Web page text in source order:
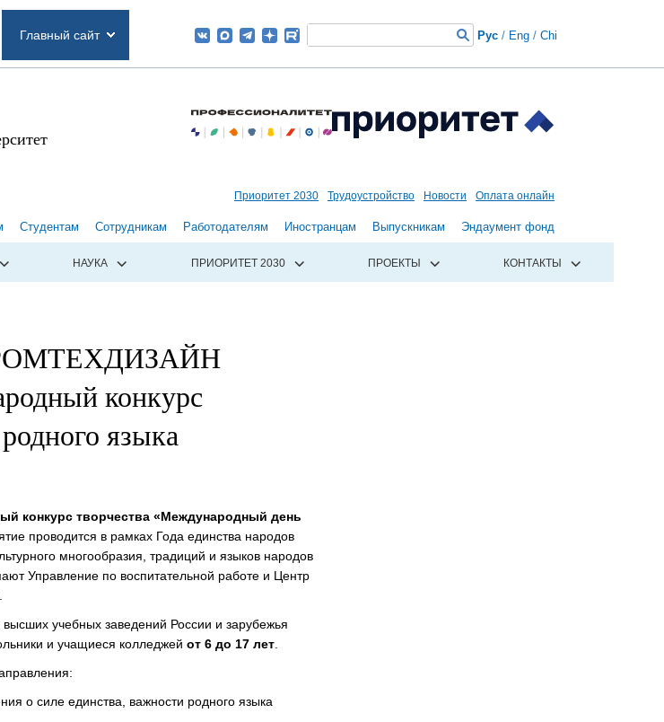
Главный сайт Рус / Eng / Chi
Приоритет 2030 Трудоустройство Новости Оплата онлайн
Студентам Сотрудникам Работодателям Иностранцам Выпускникам Эндаумент фонд
НАУКА ПРИОРИТЕТ 2030 ПРОЕКТЫ КОНТАКТЫ
конкурс
языка
конкурс творчества «Международный день
проводится в рамках Года единства народов
многообразия, традиций и языков народов
Управление по воспитательной работе и Центр
учебных заведений России и зарубежья
и учащиеся колледжей от 6 до 17 лет.
о силе единства, важности родного языка